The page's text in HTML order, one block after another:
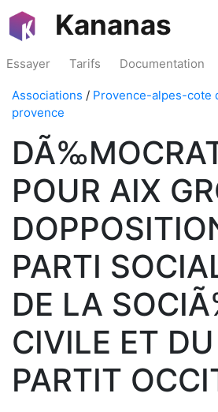
Kananas
Essayer Tarifs Documentation
Associations / Provence-alpes-cote
provence
POUR AIX
PARTI
DE LA
CIVILE ET DU
PARTIT